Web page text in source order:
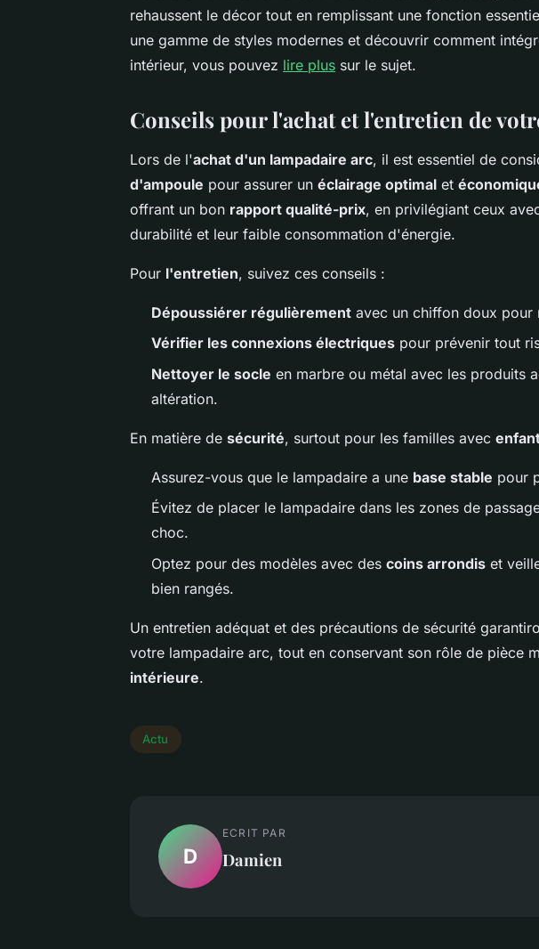
rehaussent le décor tout en remplissant une fonction
une gamme de styles modernes et découvrir comment
intérieur, vous pouvez lire plus sur le sujet.
Conseils pour l'achat et l'entretien de
Lors de l'achat d'un lampadaire arc, il est essentiel de
d'ampoule pour assurer un éclairage optimal et
offrant un bon rapport qualité-prix, en privilégiant ceux
durabilité et leur faible consommation d'énergie.
Pour l'entretien, suivez ces conseils :
Dépoussiérer régulièrement avec un chiffon doux pour
Vérifier les connexions électriques pour prévenir tout
Nettoyer le socle en marbre ou métal avec les produits
altération.
En matière de sécurité, surtout pour les familles avec
Assurez-vous que le lampadaire a une base stable pour
Évitez de placer le lampadaire dans les zones de
choc.
Optez pour des modèles avec des coins arrondis et
bien rangés.
Un entretien adéquat et des précautions de sécurité
votre lampadaire arc, tout en conservant son rôle de pièce
intérieure.
Actu
D
ECRIT PAR
Damien